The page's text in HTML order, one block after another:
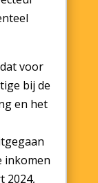
voor
bij de
en het
inkomen
2024,